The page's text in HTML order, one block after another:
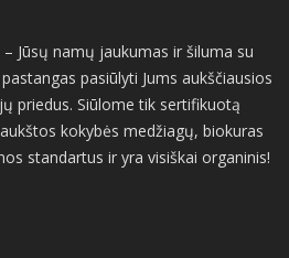
Jūsų namų jaukumas ir šiluma su
pasiūlyti Jums aukščiausios
priedus. Siūlome tik sertifikuotą
kokybės medžiagų, biokuras
standartus ir yra visiškai organinis!